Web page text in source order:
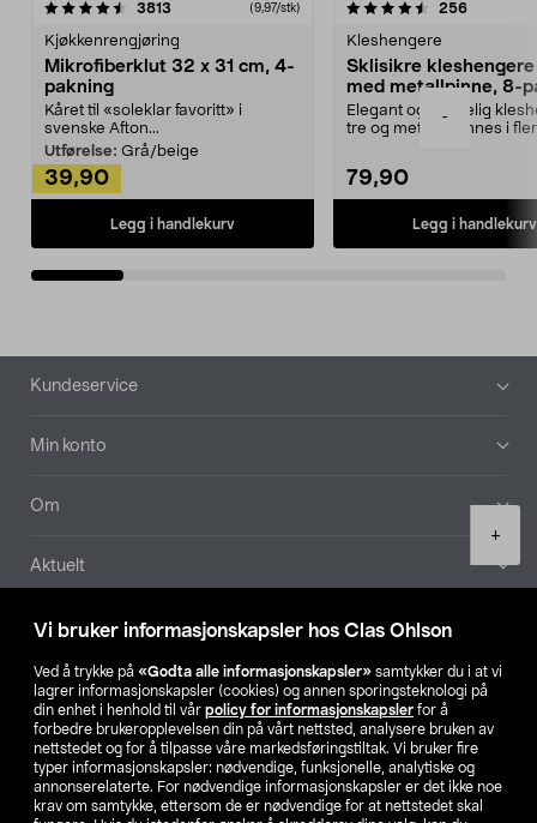
Vi bruker informasjonskapsler hos Clas Ohlson
Ved å trykke på «Godta alle informasjonskapsler» samtykker du i at vi
lagrer informasjonskapsler (cookies) og annen sporingsteknologi på
din enhet i henhold til vår policy for informasjonskapsler for å
forbedre brukeropplevelsen din på vårt nettsted, analysere bruken av
nettstedet og for å tilpasse våre markedsføringstiltak. Vi bruker fire
typer informasjonskapsler: nødvendige, funksjonelle, analytiske og
annonserelaterte. For nødvendige informasjonskapsler er det ikke noe
krav om samtykke, ettersom de er nødvendige for at nettstedet skal
-
+
3813 anmeldelser(9,97/stk)
Kjøkkenrengjøring
Mikrofiberklut 32 x 31 cm, 4-
pakning
Kåret til «soleklar favoritt» i
svenske Afton...
Utførelse: Grå/beige
39,90
Legg i handlekurv
4.5av 5 stjerner 256
Kleshengere
Sklisikre
med metallpinne, 8-
Elegant og skikkelig
tre og metall – finnes i
79,90
Legg i handlekurv
4.5av 5 stjerner
Bunntekst
Kundeservice
Min konto
Om
Aktuelt
Våre selskaper
Finn din butikk
SE NO FI